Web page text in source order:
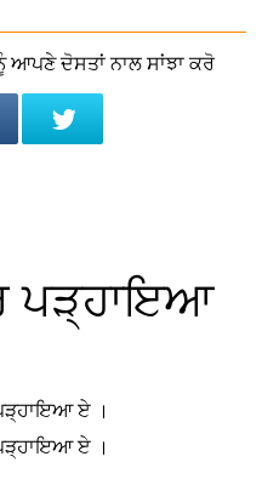
ਆਪਣੇ ਦੋਸਤਾਂ ਨਾਲ ਸਾਂਝਾ ਕਰੋ
ਪੜ੍ਹਾਇਆ
ਏ ।
ਏ ।